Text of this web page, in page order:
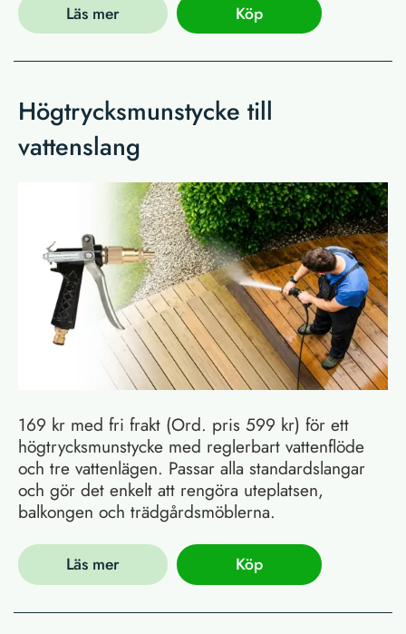
Läs mer Köp
Högtrycksmunstycke till
vattenslang
169 kr med fri frakt (Ord. pris 599 kr) för ett
högtrycksmunstycke med reglerbart vattenflöde
och tre vattenlägen. Passar alla standardslangar
och gör det enkelt att rengöra uteplatsen,
balkongen och trädgårdsmöblerna.
Läs mer Köp